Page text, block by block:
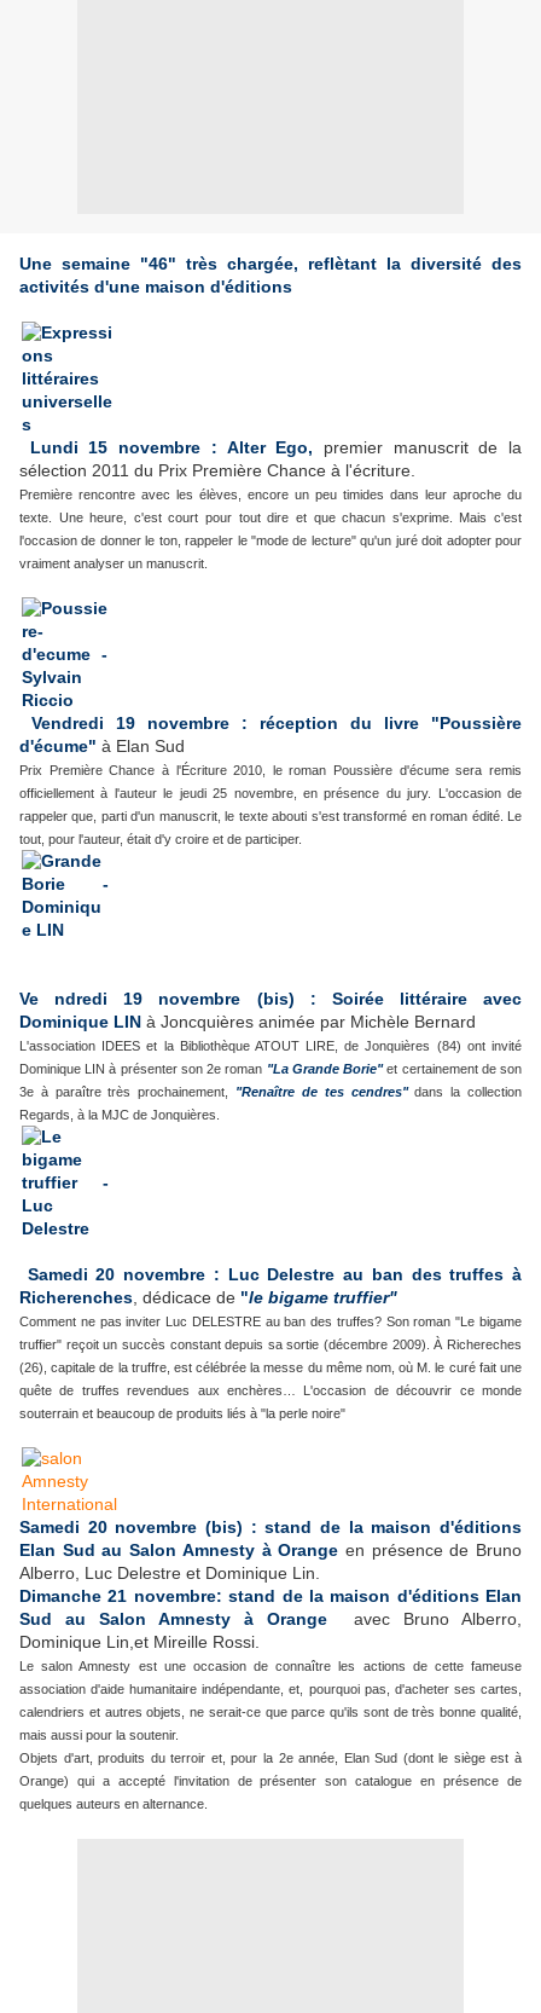
Une semaine "46" très chargée, reflètant la diversité des
activités d'une maison d'éditions
Lundi 15 novembre : Alter Ego, premier manuscrit de la
sélection 2011 du Prix Première Chance à l'écriture.
Première rencontre avec les élèves, encore un peu timides dans leur aproche du
texte. Une heure, c'est court pour tout dire et que chacun s'exprime. Mais c'est
l'occasion de donner le ton, rappeler le "mode de lecture" qu'un juré doit adopter pour
vraiment analyser un manuscrit.
Vendredi 19 novembre : réception du livre "Poussière
d'écume" à Elan Sud
Prix Première Chance à l'Écriture 2010, le roman Poussière d'écume sera remis
officiellement à l'auteur le jeudi 25 novembre, en présence du jury. L'occasion de
rappeler que, parti d'un manuscrit, le texte abouti s'est transformé en roman édité. Le
tout, pour l'auteur, était d'y croire et de participer.
Ve
ndredi 19 novembre (bis) : Soirée littéraire avec
Dominique LIN à Joncquières animée par Michèle Bernard
L'association IDEES et la Bibliothèque ATOUT LIRE, de Jonquières (84) ont invité
Dominique LIN à présenter son 2e roman "La Grande Borie"et certainement de son
3e à paraître très prochainement, "Renaître de tes cendres"dans la collection
Regards, à la MJC de Jonquières.
Samedi 20 novembre : Luc Delestre au ban des truffes à
Richerenches , dédicace de "le bigame truffier"
Comment ne pas inviter Luc DELESTRE au ban des truffes? Son roman "Le bigame
truffier" reçoit un succès constant depuis sa sortie (décembre 2009). À Richereches
(26), capitale de la truffre, est célébrée la messe du même nom, où M. le curé fait une
quête de truffes revendues aux enchères… L'occasion de découvrir ce monde
souterrain et beaucoup de produits liés à "la perle noire"
Samedi 20 novembre (bis) : stand de la maison d'éditions
Elan Sud au Salon Amnesty à Orange en présence de Bruno
Alberro, Luc Delestre et Dominique Lin.
Dimanche 21 novembre: stand de la maison d'éditions Elan
Sud au Salon Amnesty à Orange avec Bruno Alberro,
Dominique Lin,et Mireille Rossi.
Le salon Amnesty est une occasion de connaître les actions de cette fameuse
association d'aide humanitaire indépendante, et, pourquoi pas, d'acheter ses cartes,
calendriers et autres objets, ne serait-ce que parce qu'ils sont de très bonne qualité,
mais aussi pour la soutenir.
Objets d'art, produits du terroir et, pour la 2e année, Elan Sud (dont le siège est à
Orange) qui a accepté l'invitation de présenter son catalogue en présence de
quelques auteurs en alternance.